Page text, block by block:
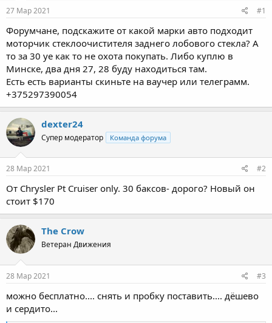
е
м
ы
л
27 Мар 2021 #1
Форумчане, подскажите от какой марки авто подходит
моторчик стеклоочистителя заднего лобового стекла? А
то за 30 уе как то не охота покупать. Либо куплю в
Минске, два дня 27, 28 буду находиться там.
Есть есть варианты скиньте на ваучер или телеграмм.
+375297390054
dexter24
Супер модератор Команда форума
28 Мар 2021 #2
От Chrysler Pt Cruiser only. 30 баксов- дорого? Новый он
стоит $170
The Crow
Ветеран Движения
28 Мар 2021 #3
можно бесплатно.... снять и пробку поставить.... дёшево
и сердито...